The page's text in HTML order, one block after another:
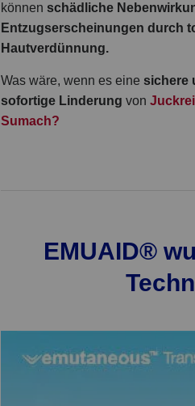
können schädliche
Entzugserscheinungen durch
Hautverdünnung.
Was wäre, wenn es eine sichere
sofortige Linderung von
Sumach?
EMUAID®